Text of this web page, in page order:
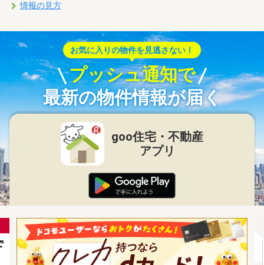
情報の見方
お気に入りの物件を見逃さない！
プッシュ通知で
最新の物件情報が届く
goo住宅・不動産
アプリ